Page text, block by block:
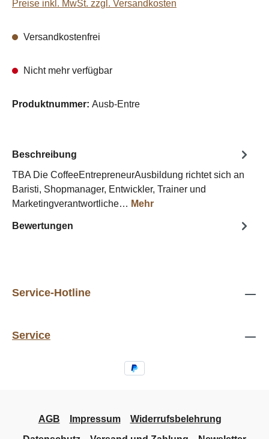
Preise inkl. MwSt. zzgl. Versandkosten
Versandkostenfrei
Nicht mehr verfügbar
Produktnummer: Ausb-Entre
Beschreibung
TBA Die CoffeeEntrepreneurAusbildung richtet sich an
Baristi, Shopmanager, Entwickler, Trainer und
Marketingverantwortliche… Mehr
Bewertungen
Service-Hotline
Service
AGB Impressum
Widerrufsbelehrung